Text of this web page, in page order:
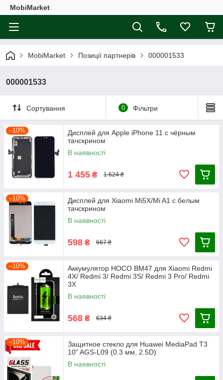
MobiMarket
MobiMarket Позиції партнерів 000001533
000001533
Сортування 0 Фільтри
–10%
Дисплей для Apple iPhone 11 с чёрным
тачскрином
В наявності
1 455 ₴ 1 624 ₴
–10%
Дисплей для Xiaomi Mi5X/Mi A1 с белым
тачскрином
В наявності
598 ₴ 667 ₴
–10%
Аккумулятор HOCO BM47 для Xiaomi Redmi
4X/ Redmi 3/ Redmi 3S/ Redmi 3 Pro/ Redmi
3X
В наявності
568 ₴ 634 ₴
–10%
Защитное стекло для Huawei MediaPad T3
10" AGS-L09 (0.3 мм, 2.5D)
В наявності